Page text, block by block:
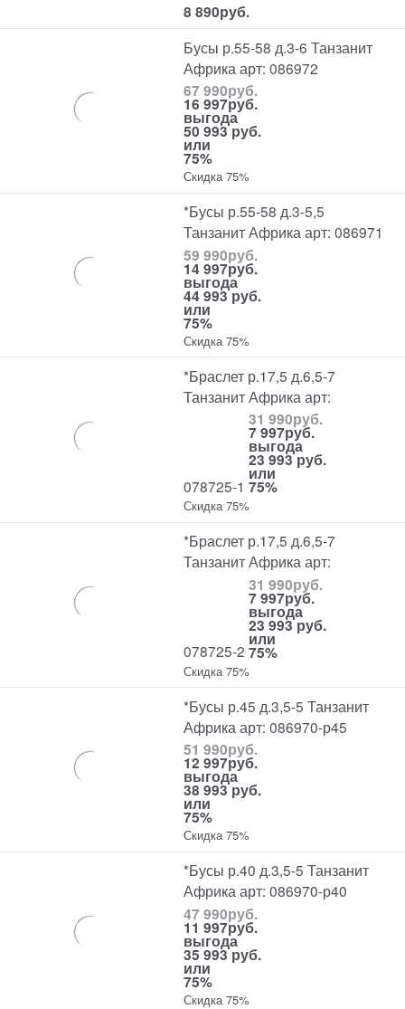
8 890руб.
Бусы р.55-58 д.3-6 Танзанит
Африка арт: 086972
67 990руб.
16 997руб.
выгода
50 993 руб.
или
75%
Скидка 75%
*Бусы р.55-58 д.3-5,5
Танзанит Африка арт: 086971
59 990руб.
14 997руб.
выгода
44 993 руб.
или
75%
Скидка 75%
*Браслет р.17,5 д.6,5-7
Танзанит Африка арт:
078725-1
31 990руб.
7 997руб.
выгода
23 993 руб.
или
75%
Скидка 75%
*Браслет р.17,5 д.6,5-7
Танзанит Африка арт:
078725-2
31 990руб.
7 997руб.
выгода
23 993 руб.
или
75%
Скидка 75%
*Бусы р.45 д.3,5-5 Танзанит
Африка арт: 086970-р45
51 990руб.
12 997руб.
выгода
38 993 руб.
или
75%
Скидка 75%
*Бусы р.40 д.3,5-5 Танзанит
Африка арт: 086970-р40
47 990руб.
11 997руб.
выгода
35 993 руб.
или
75%
Скидка 75%